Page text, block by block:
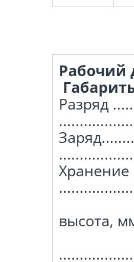
Разряд
Хранение
высота,